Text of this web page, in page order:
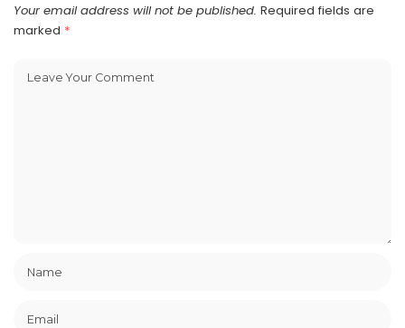
Your email address will not be published. Required fields are
marked *